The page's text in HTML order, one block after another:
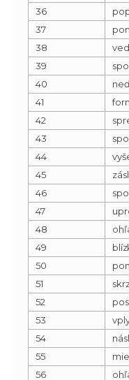
36
37
38
39
40
41
42
43
44
45
46
47
48
49
50
51
52
53
54
55
56